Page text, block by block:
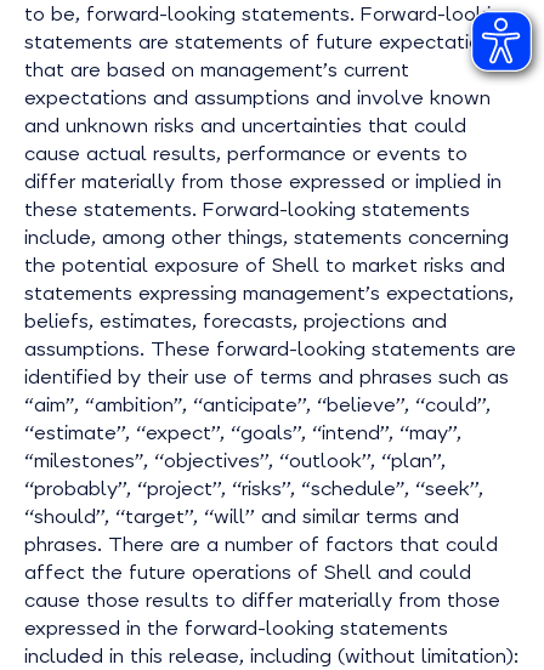
to be, forward-looking statements. Forward-looking
statements are statements of future expectations
that are based on management’s current
expectations and assumptions and involve known
and unknown risks and uncertainties that could
cause actual results, performance or events to
differ materially from those expressed or implied in
these statements. Forward-looking statements
include, among other things, statements concerning
the potential exposure of Shell to market risks and
statements expressing management’s expectations,
beliefs, estimates, forecasts, projections and
assumptions. These forward-looking statements are
identified by their use of terms and phrases such as
“aim”, “ambition”, ‘‘anticipate’’, ‘‘believe’’, ‘‘could’’,
‘‘estimate’’, ‘‘expect’’, ‘‘goals’’, ‘‘intend’’, ‘‘may’’,
“milestones”, ‘‘objectives’’, ‘‘outlook’’, ‘‘plan’’,
‘‘probably’’, ‘‘project’’, ‘‘risks’’, “schedule”, ‘‘seek’’,
‘‘should’’, ‘‘target’’, ‘‘will’’ and similar terms and
phrases. There are a number of factors that could
affect the future operations of Shell and could
cause those results to differ materially from those
expressed in the forward-looking statements
included in this release, including (without limitation):